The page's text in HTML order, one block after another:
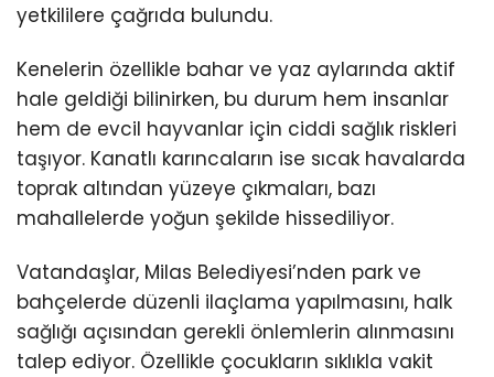
yetkililere çağrıda bulundu.
Kenelerin özellikle bahar ve yaz aylarında aktif
hale geldiği bilinirken, bu durum hem insanlar
hem de evcil hayvanlar için ciddi sağlık riskleri
taşıyor. Kanatlı karıncaların ise sıcak havalarda
toprak altından yüzeye çıkmaları, bazı
mahallelerde yoğun şekilde hissediliyor.
Vatandaşlar, Milas Belediyesi’nden park ve
bahçelerde düzenli ilaçlama yapılmasını, halk
sağlığı açısından gerekli önlemlerin alınmasını
talep ediyor. Özellikle çocukların sıklıkla vakit